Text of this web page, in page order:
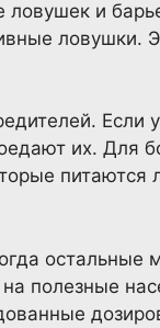
ловушек и
ловушки.
Если
их. Для
питаются
остальные
полезные